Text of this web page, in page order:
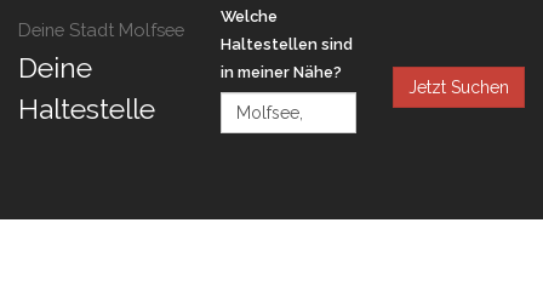
Deine Stadt Molfsee
Deine
Haltestelle
Welche
Haltestellen sind
in meiner Nähe?
Jetzt Suchen